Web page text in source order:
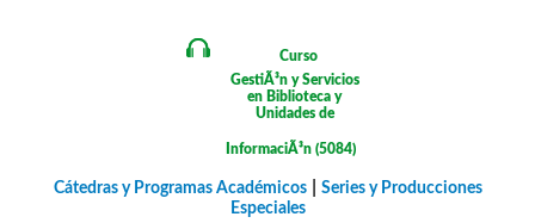
Curso
GestiÃ³n y Servicios
en Biblioteca y
Unidades de
InformaciÃ³n (5084)
Cátedras y Programas Académicos|
Series y Producciones
Especiales